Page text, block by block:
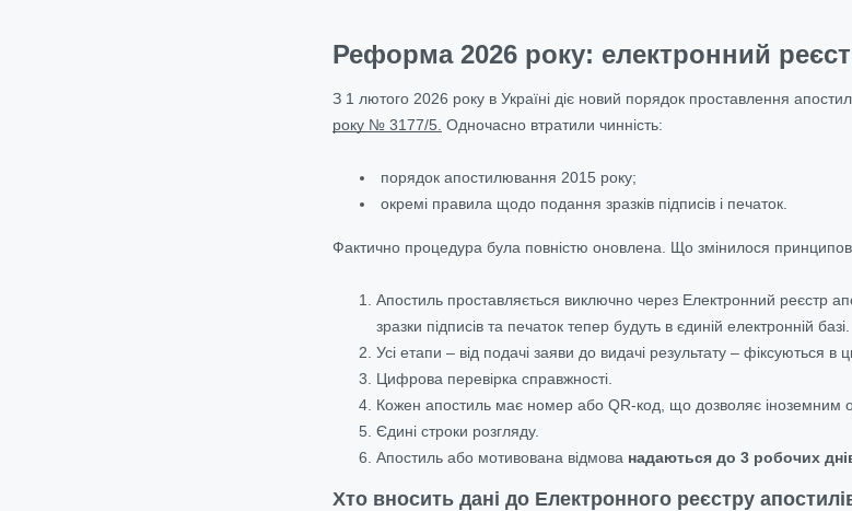
Реформа 2026 року: електронний
З 1 лютого 2026 року в Україні діє новий порядок проставлення
року № 3177/5. Одночасно втратили чинність:
порядок апостилювання 2015 року;
окремі правила щодо подання зразків підписів і печаток.
Фактично процедура була повністю оновлена. Що змінилося
Апостиль проставляється виключно через Електронний реєстр
зразки підписів та печаток тепер будуть в єдиній електронній базі.
Усі етапи – від подачі заяви до видачі результату – фіксуються в
Цифрова перевірка справжності.
Кожен апостиль має номер або QR-код, що дозволяє іноземним
Єдині строки розгляду.
Апостиль або мотивована відмова надаються до 3 робочих
Хто вносить дані до Електронного реєстру